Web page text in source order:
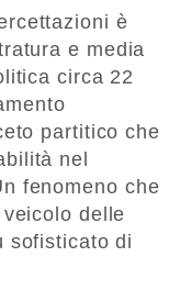
è
e media
circa 22
partitico che
nel
fenomeno che
delle
sofisticato di